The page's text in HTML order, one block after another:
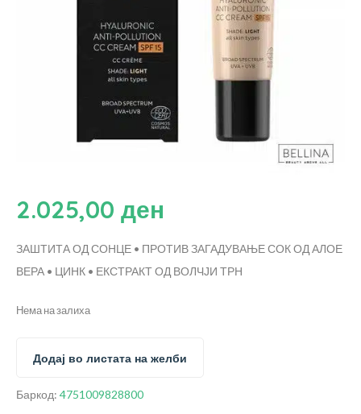
2.025,00 ден
ЗАШТИТА ОД СОНЦЕ • ПРОТИВ ЗАГАДУВАЊЕСОК ОД АЛОЕ
ВЕРА • ЦИНК • ЕКСТРАКТ ОД ВОЛЧЈИ ТРН
Нема на залиха
Додај во листата на желби
Баркод: 4751009828800